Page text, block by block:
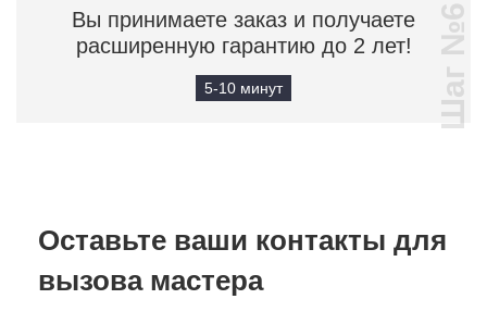
Вы принимаете заказ и получаете
расширенную гарантию до 2 лет!
5-10 минут Шаг №6
Оставьте ваши контакты для
вызова мастера